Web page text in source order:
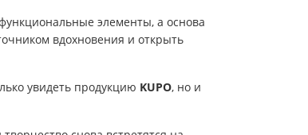
элементы, а основа
вдохновения и открыть
увидеть продукцию KUPO, но и